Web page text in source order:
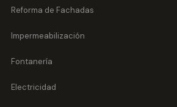
Reforma de Fachadas
Impermeabilización
Fontanería
Electricidad